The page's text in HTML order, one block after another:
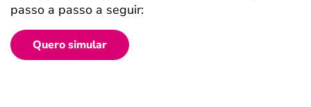
passo a passo a seguir:
Quero simular